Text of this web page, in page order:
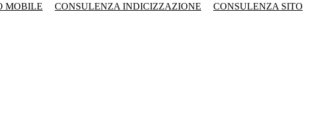
MOBILE CONSULENZA INDICIZZAZIONE CONSULENZA SITO